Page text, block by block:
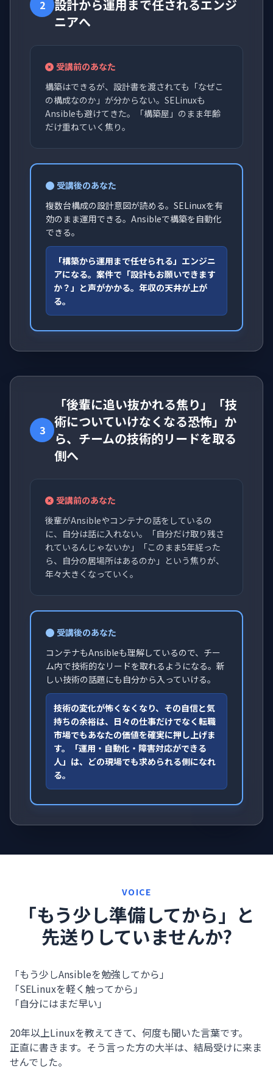
2
設計から運用まで任されるエンジ
ニアへ
受講前のあなた
構築はできるが、設計書を渡されても「なぜこ
の構成なのか」が分からない。SELinuxも
Ansibleも避けてきた。「構築屋」のまま年齢
だけ重ねていく焦り。
受講後のあなた
複数台構成の設計意図が読める。SELinuxを有
効のまま運用できる。Ansibleで構築を自動化
できる。
「構築から運用まで任せられる」エンジニ
アになる。案件で「設計もお願いできます
か？」と声がかかる。年収の天井が上が
る。
3
「後輩に追い抜かれる焦り」「技
術についていけなくなる恐怖」か
ら、チームの技術的リードを取る
側へ
受講前のあなた
後輩がAnsibleやコンテナの話をしているの
に、自分は話に入れない。「自分だけ取り残さ
れているんじゃないか」「このまま5年経った
ら、自分の居場所はあるのか」という焦りが、
年々大きくなっていく。
受講後のあなた
コンテナもAnsibleも理解しているので、チー
ム内で技術的なリードを取れるようになる。新
しい技術の話題にも自分から入っていける。
技術の変化が怖くなくなり、その自信と気
持ちの余裕は、日々の仕事だけでなく転職
市場でもあなたの価値を確実に押し上げま
す。「運用・自動化・障害対応ができる
人」は、どの現場でも求められる側になれ
る。
VOICE
「もう少し準備してから」と
先送りしていませんか?
「もう少しAnsibleを勉強してから」
「SELinuxを軽く触ってから」
「自分にはまだ早い」
20年以上Linuxを教えてきて、何度も聞いた言葉です。
正直に書きます。そう言った方の大半は、結局受けに来ま
せんでした。